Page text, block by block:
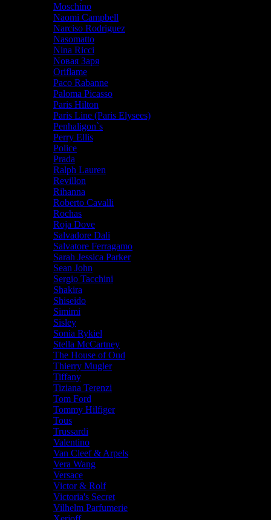
Moschino
Naomi Campbell
Narciso Rodriguez
Nasomatto
Nina Ricci
Nовая Заря
Oriflame
Paco Rabanne
Paloma Picasso
Paris Hilton
Paris Line (Paris Elysees)
Penhaligon`s
Perry Ellis
Police
Prada
Ralph Lauren
Revillon
Rihanna
Roberto Cavalli
Rochas
Roja Dove
Salvadore Dali
Salvatore Ferragamo
Sarah Jessica Parker
Sean John
Sergio Tacchini
Shakira
Shiseido
Simimi
Sisley
Sonia Rykiel
Stella McCartney
The House of Oud
Thierry Mugler
Tiffany
Tiziana Terenzi
Tom Ford
Tommy Hilfiger
Tous
Trussardi
Valentino
Van Cleef & Arpels
Vera Wang
Versace
Victor & Rolf
Victoria's Secret
Vilhelm Parfumerie